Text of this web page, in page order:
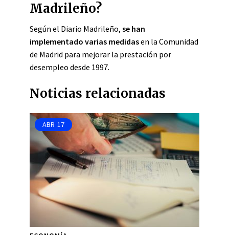
Madrileño?
Según el Diario Madrileño, se han
implementado varias medidasen la Comunidad
de Madrid para mejorar la prestación por
desempleo desde 1997.
Noticias relacionadas
ABR 17